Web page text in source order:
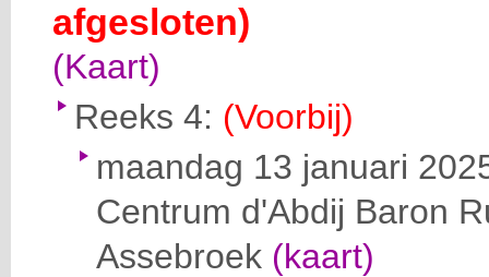
afgesloten)
(Kaart)
Reeks 4: (Voorbij)
maandag 13 januari
Centrum d'Abdij Baron
Assebroek (kaart)